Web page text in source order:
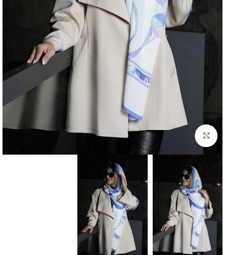
بزرگنمایی تصویر